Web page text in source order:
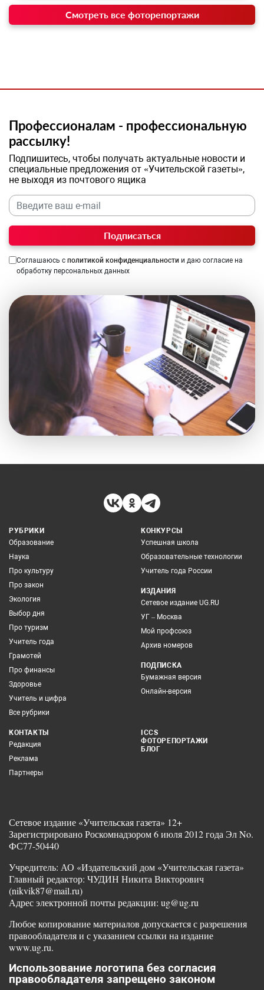
Смотреть все фоторепортажи
Профессионалам - профессиональную
рассылку!
Подпишитесь, чтобы получать актуальные новости и
специальные предложения от «Учительской газеты»,
не выходя из почтового ящика
Подписаться
Соглашаюсь с политикой конфиденциальности и даю согласие на
обработку персональных данных
РУБРИКИ
Образование
Наука
Про культуру
Про закон
Экология
Выбор дня
Про туризм
Учитель года
Грамотей
Про финансы
Здоровье
Учитель и цифра
Все рубрики
КОНКУРСЫ
Успешная школа
Образовательные технологии
Учитель года России
ИЗДАНИЯ
Сетевое издание UG.RU
УГ – Москва
Мой профсоюз
Архив номеров
ПОДПИСКА
Бумажная версия
Онлайн-версия
КОНТАКТЫ
Редакция
Реклама
Партнеры
ICCS
ФОТОРЕПОРТАЖИ
БЛОГ
Сетевое издание «Учительская газета» 12+
Зарегистрировано Роскомнадзором 6 июля 2012 года Эл No.
ФС77-50440
Учредитель: АО «Издательский дом «Учительская газета»
Главный редактор: ЧУДИН Никита Викторович
(nikvik87@mail.ru)
Адрес электронной почты редакции: ug@ug.ru
Любое копирование материалов допускается с разрешения
правообладателя и с указанием ссылки на издание
www.ug.ru.
Использование логотипа без согласия
правообладателя запрещено законом